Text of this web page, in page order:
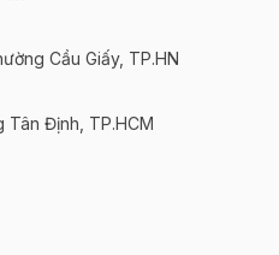
Cầu Giấy, TP.HN
Tân Định, TP.HCM